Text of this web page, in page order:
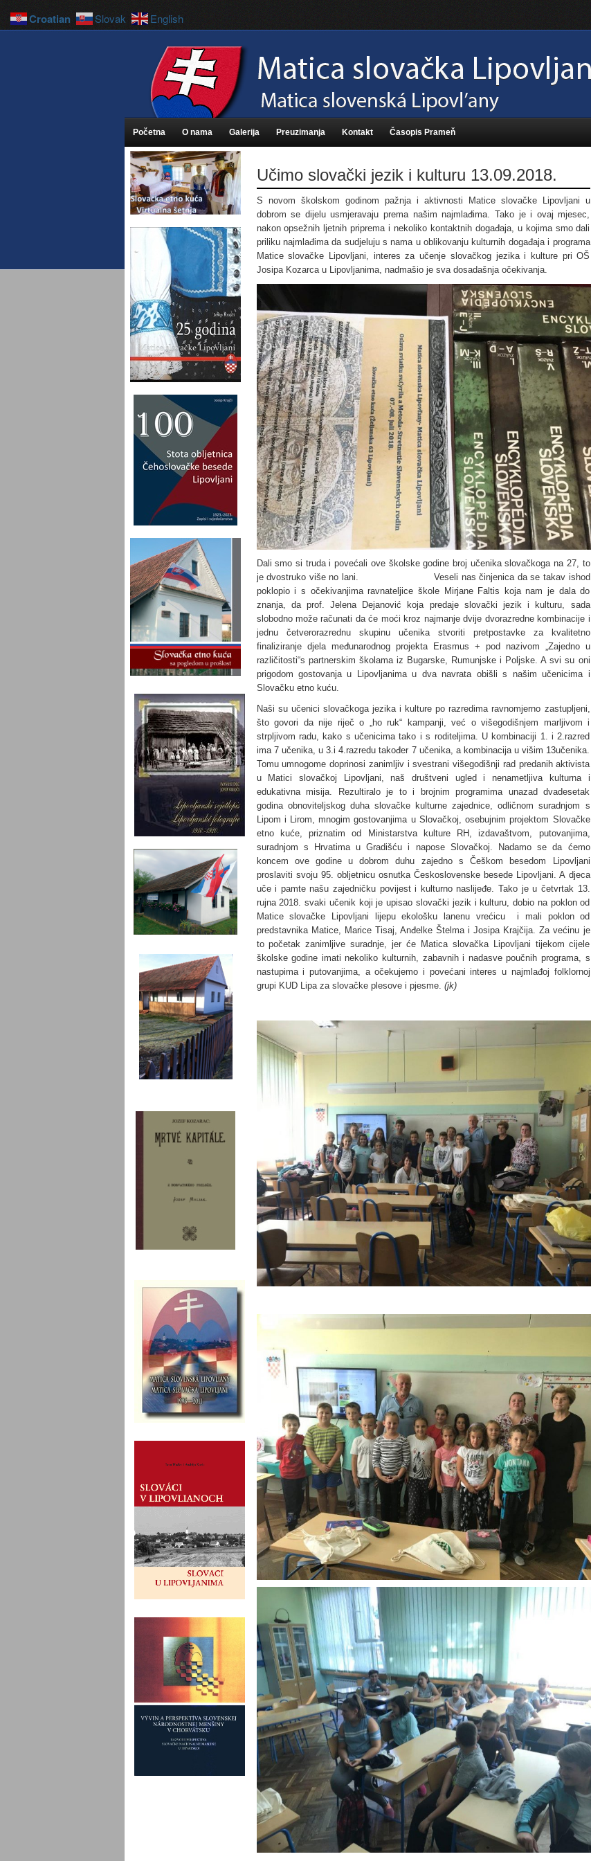
Početna O nama Galerija Preuzimanja Kontakt Časopis Prameň
Učimo slovački jezik i kulturu 13.09.2018.
S novom školskom godinom pažnja i aktivnosti Matice slovačke Lipovljani u
dobrom se dijelu usmjeravaju prema našim najmlađima. Tako je i ovaj mjesec,
nakon opsežnih ljetnih priprema i nekoliko kontaktnih događaja, u kojima smo dali
priliku najmlađima da sudjeluju s nama u oblikovanju kulturnih događaja i programa
Matice slovačke Lipovljani, interes za učenje slovačkog jezika i kulture pri OŠ
Josipa Kozarca u Lipovljanima, nadmašio je sva dosadašnja očekivanja.
Dali smo si truda i povećali ove školske godine broj učenika slovačkoga na 27, to
je dvostruko više no lani. Veseli nas činjenica da se takav ishod
poklopio i s očekivanjima ravnateljice škole Mirjane Faltis koja nam je dala do
znanja, da prof. Jelena Dejanović koja predaje slovački jezik i kulturu, sada
slobodno može računati da će moći kroz najmanje dvije dvorazredne kombinacije i
jednu četverorazrednu skupinu učenika stvoriti pretpostavke za kvalitetno
finaliziranje djela međunarodnog projekta Erasmus + pod nazivom „Zajedno u
različitosti“s partnerskim školama iz Bugarske, Rumunjske i Poljske. A svi su oni
prigodom gostovanja u Lipovljanima u dva navrata obišli s našim učenicima i
Slovačku etno kuću.
Naši su učenici slovačkoga jezika i kulture po razredima ravnomjerno zastupljeni,
što govori da nije riječ o „ho ruk“ kampanji, već o višegodišnjem marljivom i
strpljivom radu, kako s učenicima tako i s roditeljima. U kombinaciji 1. i 2.razred
ima 7 učenika, u 3.i 4.razredu također 7 učenika, a kombinacija u višim 13učenika.
Tomu umnogome doprinosi zanimljiv i svestrani višegodišnji rad predanih aktivista
u Matici slovačkoj Lipovljani, naš društveni ugled i nenametljiva kulturna i
edukativna misija. Rezultiralo je to i brojnim programima unazad dvadesetak
godina obnoviteljskog duha slovačke kulturne zajednice, odličnom suradnjom s
Lipom i Lirom, mnogim gostovanjima u Slovačkoj, osebujnim projektom Slovačke
etno kuće, priznatim od Ministarstva kulture RH, izdavaštvom, putovanjima,
suradnjom s Hrvatima u Gradišću i napose Slovačkoj. Nadamo se da ćemo
koncem ove godine u dobrom duhu zajedno s Češkom besedom Lipovljani
proslaviti svoju 95. obljetnicu osnutka Československe besede Lipovljani. A djeca
uče i pamte našu zajedničku povijest i kulturno naslijeđe. Tako je u četvrtak 13.
rujna 2018. svaki učenik koji je upisao slovački jezik i kulturu, dobio na poklon od
Matice slovačke Lipovljani lijepu ekološku lanenu vrećicu i mali poklon od
predstavnika Matice, Marice Tisaj, Anđelke Štelma i Josipa Krajčija. Za većinu je
to početak zanimljive suradnje, jer će Matica slovačka Lipovljani tijekom cijele
školske godine imati nekoliko kulturnih, zabavnih i nadasve poučnih programa, s
nastupima i putovanjima, a očekujemo i povećani interes u najmlađoj folklornoj
grupi KUD Lipa za slovačke plesove i pjesme. (jk)
Croatian Slovak English